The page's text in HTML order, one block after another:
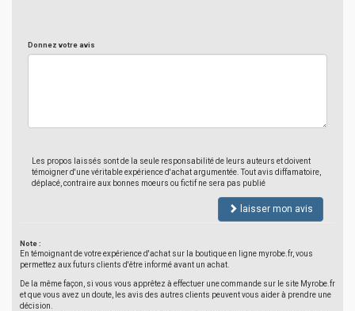
Donnez votre avis
Les propos laissés sont de la seule responsabilité de leurs auteurs et doivent
témoigner d'une véritable expérience d'achat argumentée. Tout avis diffamatoire,
déplacé, contraire aux bonnes moeurs ou fictif ne sera pas publié
laisser mon avis
Note :
En témoignant de votre expérience d'achat sur la boutique en ligne myrobe.fr, vous
permettez aux futurs clients d'être informé avant un achat.
De la même façon, si vous vous apprêtez à effectuer une commande sur le site Myrobe.fr
et que vous avez un doute, les avis des autres clients peuvent vous aider à prendre une
décision.